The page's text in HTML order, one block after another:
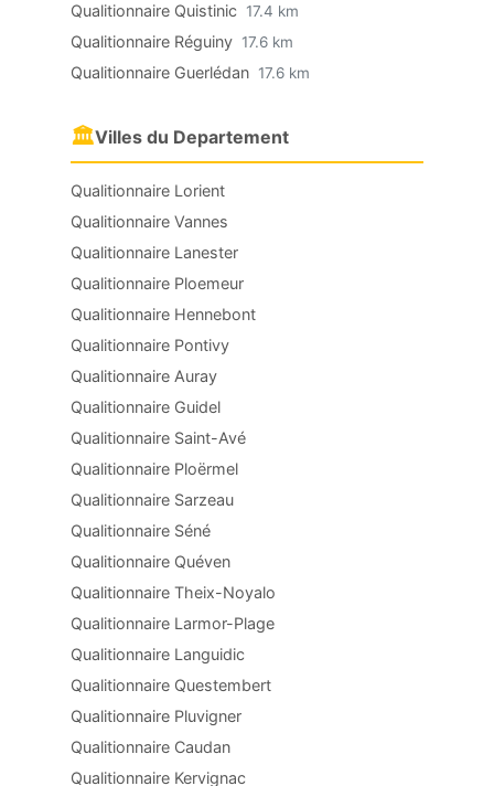
Qualitionnaire Quistinic 17.4 km
Qualitionnaire Réguiny 17.6 km
Qualitionnaire Guerlédan 17.6 km
🏛Villes du Departement
Qualitionnaire Lorient
Qualitionnaire Vannes
Qualitionnaire Lanester
Qualitionnaire Ploemeur
Qualitionnaire Hennebont
Qualitionnaire Pontivy
Qualitionnaire Auray
Qualitionnaire Guidel
Qualitionnaire Saint-Avé
Qualitionnaire Ploërmel
Qualitionnaire Sarzeau
Qualitionnaire Séné
Qualitionnaire Quéven
Qualitionnaire Theix-Noyalo
Qualitionnaire Larmor-Plage
Qualitionnaire Languidic
Qualitionnaire Questembert
Qualitionnaire Pluvigner
Qualitionnaire Caudan
Qualitionnaire Kervignac